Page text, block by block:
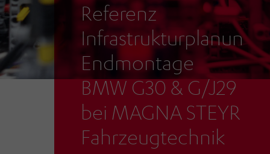
Referenz
Infrastrukturplanung
Endmontage
BMW G30 & G/J29
bei MAGNA STEYR
Fahrzeugtechnik